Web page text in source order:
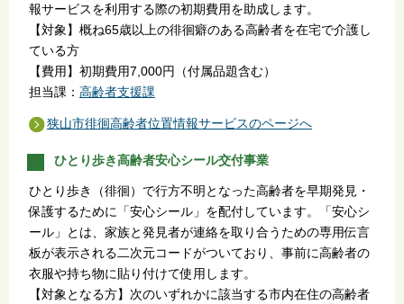
報サービスを利用する際の初期費用を助成します。
【対象】概ね65歳以上の徘徊癖のある高齢者を在宅で介護し
ている方
【費用】初期費用7,000円（付属品題含む）
担当課： 高齢者支援課
狭山市徘徊高齢者位置情報サービスのページへ
ひとり歩き高齢者安心シール交付事業
ひとり歩き（徘徊）で行方不明となった高齢者を早期発見・
保護するために「安心シール」を配付しています。「安心シ
ール」とは、家族と発見者が連絡を取り合うための専用伝言
板が表示される二次元コードがついており、事前に高齢者の
衣服や持ち物に貼り付けて使用します。
【対象となる方】次のいずれかに該当する市内在住の高齢者